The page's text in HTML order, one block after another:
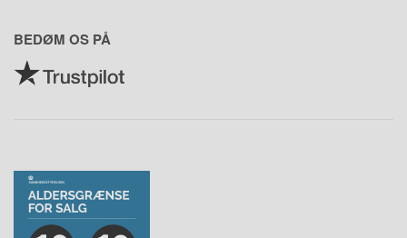
BEDØM OS PÅ